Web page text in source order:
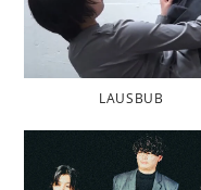
LAUSBUB